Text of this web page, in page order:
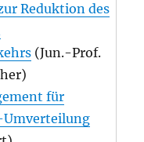
Reduktion des
(Jun.-Prof.
für